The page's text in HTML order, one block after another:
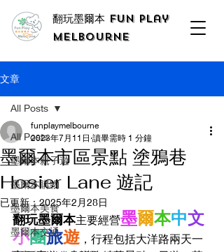
翻玩墨爾本 Fun Play
Melbourne
文章
All Posts
墨爾本親子遊
墨爾本購物
墨爾本美食
墨爾本交通
All Posts
墨爾本市區景點 塗鴉巷
Hosier Lane 遊記
funplaymelbourne
2023年7月11日 讀畢需時 1 分鐘
已更新： 2025年2月28日
翻玩墨爾本主要經營墨爾本中文
小團旅遊 ，行程包括大洋路兩天一